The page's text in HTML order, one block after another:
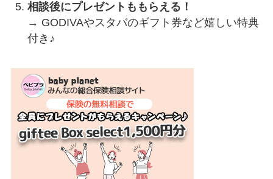
相談後にプレゼントももらえる！
→ GODIVAやスタバのギフト券など嬉しい特典
付き♪